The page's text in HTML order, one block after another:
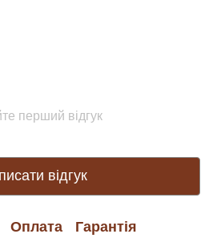
перший відгук
відгук
Оплата Гарантія